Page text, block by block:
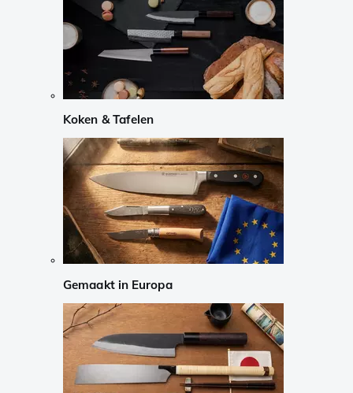
Koken & Tafelen
Gemaakt in Europa